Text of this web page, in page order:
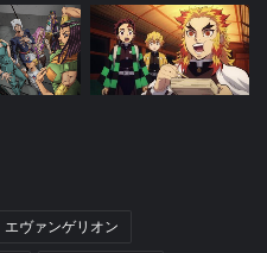
エヴァンゲリオン